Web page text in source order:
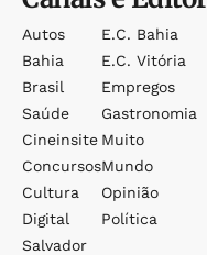
Autos
Bahia
Brasil
Saúde
Cineinsite
Concursos
Cultura
Digital
Salvador
E.c. Bahia
E.c. Vitória
Empregos
Gastronomia
Muito
Mundo
Opinião
Política